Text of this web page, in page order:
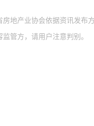
房地产业协会依据资讯发布
管方，请用户注意判别。